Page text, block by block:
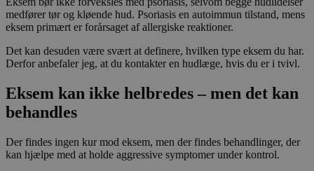
medfører tør og kløende hud. Psoriasis en autoimmun tilstand, mens
eksem primært er forårsaget af allergiske reaktioner.
Det kan desuden være svært at definere, hvilken type eksem du har.
Derfor anbefaler jeg, at du kontakter en hudlæge, hvis du er i tvivl.
Eksem kan ikke helbredes – men det kan
behandles
Der findes ingen kur mod eksem, men der findes behandlinger, der
kan hjælpe med at holde aggressive symptomer under kontrol.